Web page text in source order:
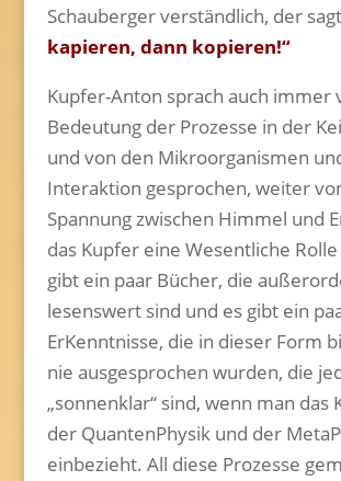
Schauberger verständlich, der
kapieren, dann kopieren!“
Kupfer-Anton sprach auch immer
Bedeutung der Prozesse in der
und von den Mikroorganismen
Interaktion gesprochen, weiter
Spannung zwischen Himmel und
das Kupfer eine Wesentliche Rolle
gibt ein paar Bücher, die
lesenswert sind und es gibt ein
ErKenntnisse, die in dieser Form
nie ausgesprochen wurden, die
„sonnenklar“ sind, wenn man das
der QuantenPhysik und der
einbezieht. All diese Prozesse